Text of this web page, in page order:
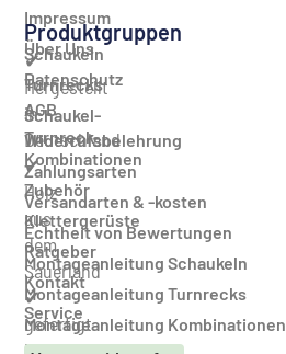
✔
Hergestellt
in
Deutschland
✔
Holz
aus
dem
Sauerland
✔
gefertigt
Impressum
Über Uns
Datenschutz
AGB
Widerrufsbelehrung
Zahlungsarten
Versandarten & -kosten
Echtheit von Bewertungen
Montageanleitung Schaukeln
Montageanleitung Turnrecks
Montageanleitung Kombinationen
Produktgruppen
Schaukeln
Turnrecks
Schaukel-
Turnreck-
Kombinationen
Zubehör
Klettergerüste
Ratgeber
Kontakt
Service